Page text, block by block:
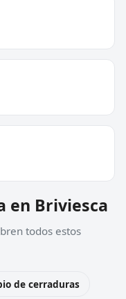
en Briviesca
todos estos
de cerraduras